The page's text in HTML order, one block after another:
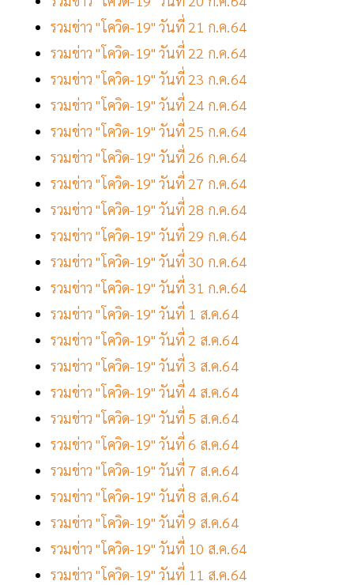
รวมข่าว "โควิด-19" วันที่ 21 ก.ค.64
รวมข่าว "โควิด-19" วันที่ 22 ก.ค.64
รวมข่าว "โควิด-19" วันที่ 23 ก.ค.64
รวมข่าว "โควิด-19" วันที่ 24 ก.ค.64
รวมข่าว "โควิด-19" วันที่ 25 ก.ค.64
รวมข่าว "โควิด-19" วันที่ 26 ก.ค.64
รวมข่าว "โควิด-19" วันที่ 27 ก.ค.64
รวมข่าว "โควิด-19" วันที่ 28 ก.ค.64
รวมข่าว "โควิด-19" วันที่ 29 ก.ค.64
รวมข่าว "โควิด-19" วันที่ 30 ก.ค.64
รวมข่าว "โควิด-19" วันที่ 31 ก.ค.64
รวมข่าว "โควิด-19" วันที่ 1 ส.ค.64
รวมข่าว "โควิด-19" วันที่ 2 ส.ค.64
รวมข่าว "โควิด-19" วันที่ 3 ส.ค.64
รวมข่าว "โควิด-19" วันที่ 4 ส.ค.64
รวมข่าว "โควิด-19" วันที่ 5 ส.ค.64
รวมข่าว "โควิด-19" วันที่ 6 ส.ค.64
รวมข่าว "โควิด-19" วันที่ 7 ส.ค.64
รวมข่าว "โควิด-19" วันที่ 8 ส.ค.64
รวมข่าว "โควิด-19" วันที่ 9 ส.ค.64
รวมข่าว "โควิด-19" วันที่ 10 ส.ค.64
รวมข่าว "โควิด-19" วันที่ 11 ส.ค.64